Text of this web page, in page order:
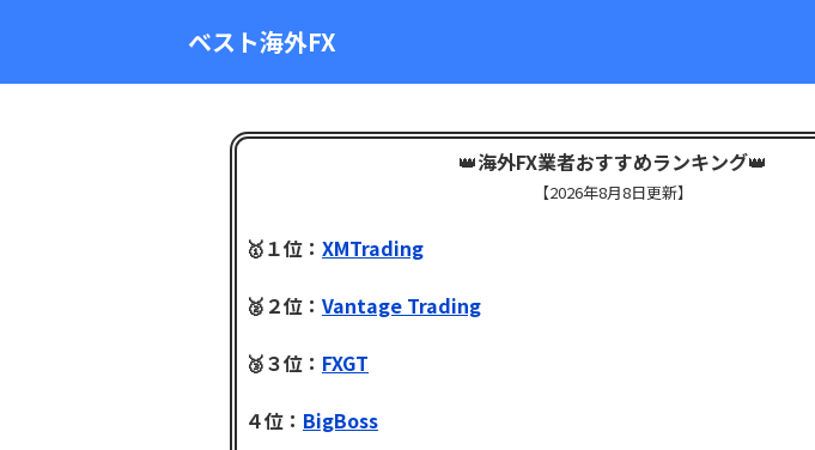
ベスト海外FX
👑海外FX業者おすすめランキング👑
【2026年8月8日更新】
🥇１位： XMTrading
🥈２位： Vantage Trading
🥉３位： FXGT
４位： BigBoss